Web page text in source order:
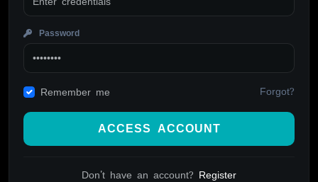
Password
Remember me Forgot?
ACCESS ACCOUNT
Don't have an account? Register